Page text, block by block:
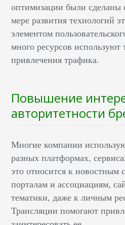
оптимизации были
мере развития технологий
элементом
много ресурсов используют
привлечения трафика.
Повышение
авторитетности
Многие компании
разных платформах,
это относится к новостным
порталам и ассоциациям,
тематики, даже к личным
Трансляции помогают